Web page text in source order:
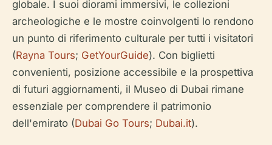
globale. I suoi diorami immersivi, le collezioni
archeologiche e le mostre coinvolgenti lo rendono
un punto di riferimento culturale per tutti i visitatori
(Rayna Tours; GetYourGuide). Con biglietti
convenienti, posizione accessibile e la prospettiva
di futuri aggiornamenti, il Museo di Dubai rimane
essenziale per comprendere il patrimonio
dell'emirato (Dubai Go Tours; Dubai.it).